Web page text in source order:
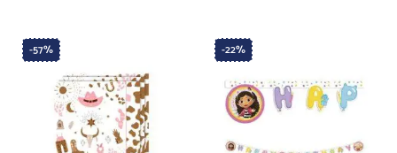
-57% -22%